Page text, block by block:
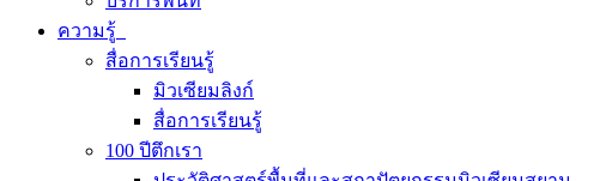
ความรู้
สื่อการเรียนรู้
มิวเซียมลิงก์
สื่อการเรียนรู้
100 ปีตึกเรา